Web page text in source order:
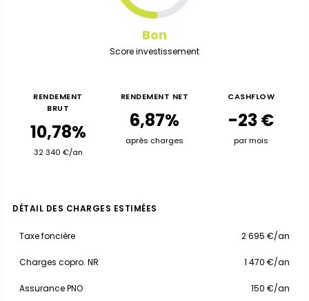
Bon
Score investissement
RENDEMENT
BRUT
10,78%
32 340 €/an
RENDEMENT NET
6,87%
après charges
CASHFLOW
-23 €
par mois
DÉTAIL DES CHARGES ESTIMÉES
Taxe foncière 2 695 €/an
Charges copro. NR 1 470 €/an
Assurance PNO 150 €/an